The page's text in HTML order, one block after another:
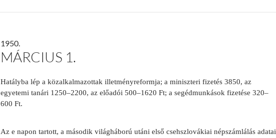
1950.
MÁRCIUS 1.
Hatályba lép a közalkalmazottak illetményreformja; a miniszteri fizetés 3850, az
egyetemi tanári 1250–2200, az előadói 500–1620 Ft; a segédmunkások fizetése 320–
600 Ft.
Az e napon tartott, a második világháború utáni első csehszlovákiai népszámlálás adatai